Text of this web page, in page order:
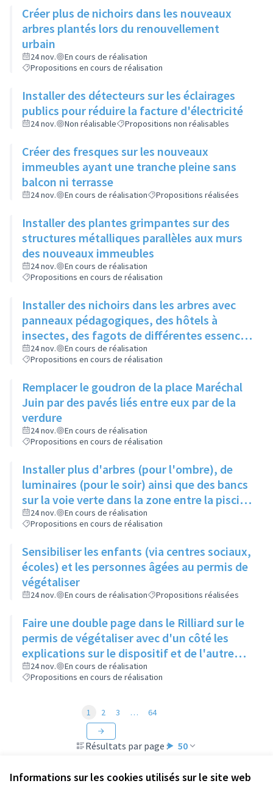
Informations sur les cookies utilisés sur le site web
Créer plus de nichoirs dans les nouveaux
arbres plantés lors du renouvellement
urbain
24 nov.
En cours de réalisation
Propositions en cours de réalisation
Installer des détecteurs sur les éclairages
publics pour réduire la facture d'électricité
24 nov. Non réalisable Propositions non réalisables
Créer des fresques sur les nouveaux
immeubles ayant une tranche pleine sans
balcon ni terrasse
24 nov. En cours de réalisation Propositions réalisées
Installer des plantes grimpantes sur des
structures métalliques parallèles aux murs
des nouveaux immeubles
24 nov.
En cours de réalisation
Propositions en cours de réalisation
Installer des nichoirs dans les arbres avec
panneaux pédagogiques, des hôtels à
insectes, des fagots de différentes essences
pour stimuler la biodiversité sur la place du
Château à la Roue
24 nov.
En cours de réalisation
Propositions en cours de réalisation
Remplacer le goudron de la place Maréchal
Juin par des pavés liés entre eux par de la
verdure
24 nov.
En cours de réalisation
Propositions en cours de réalisation
Installer plus d'arbres (pour l'ombre), de
luminaires (pour le soir) ainsi que des bancs
sur la voie verte dans la zone entre la piscine
et la rue de l'Industrie
24 nov.
En cours de réalisation
Propositions en cours de réalisation
Sensibiliser les enfants (via centres sociaux,
écoles) et les personnes âgées au permis de
végétaliser
24 nov. En cours de réalisation Propositions réalisées
Faire une double page dans le Rilliard sur le
permis de végétaliser avec d'un côté les
explications sur le dispositif et de l'autre
côté des exemples concrets de lieux à
investir
24 nov.
En cours de réalisation
Propositions en cours de réalisation
Résultats par page : 50
1 2 3 … 64